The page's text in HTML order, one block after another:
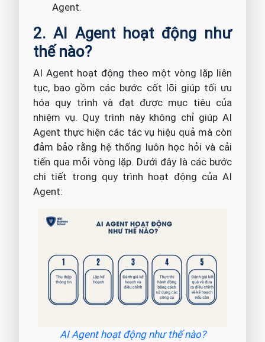
Agent.
2. AI Agent hoạt động như
thế nào?
AI Agent hoạt động theo một vòng lặp liên
tục, bao gồm các bước cốt lõi giúp tối ưu
hóa quy trình và đạt được mục tiêu của
nhiệm vụ. Quy trình này không chỉ giúp AI
Agent thực hiện các tác vụ hiệu quả mà còn
đảm bảo rằng hệ thống luôn học hỏi và cải
tiến qua mỗi vòng lặp. Dưới đây là các bước
chi tiết trong quy trình hoạt động của AI
Agent:
AI Agent hoạt động như thế nào?